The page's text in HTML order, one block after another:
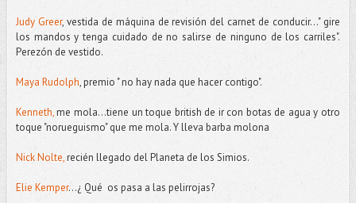
Judy Greer, vestida de máquina de revisión del carnet de conducir..." gire
los mandos y tenga cuidado de no salirse de ninguno de los carriles".
Perezón de vestido.
Maya Rudolph, premio " no hay nada que hacer contigo".
Kenneth,me mola...tiene un toque british de ir con botas de agua y otro
toque "norueguismo" que me mola. Y lleva barba molona
Nick Nolte,recién llegado del Planeta de los Simios.
Elie Kemper...¿ Qué os pasa a las pelirrojas?